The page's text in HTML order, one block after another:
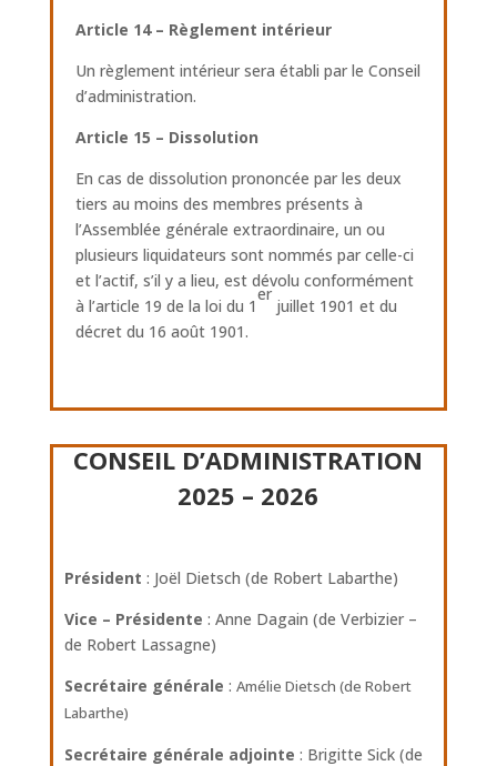
Article 14 – Règlement intérieur
Un règlement intérieur sera établi par le Conseil
d’administration.
Article 15 – Dissolution
En cas de dissolution prononcée par les deux
tiers au moins des membres présents à
l’Assemblée générale extraordinaire, un ou
plusieurs liquidateurs sont nommés par celle-ci
et l’actif, s’il y a lieu, est dévolu conformément
à l’article 19 de la loi du 1
er
juillet 1901 et du
décret du 16 août 1901.
CONSEIL D’ADMINISTRATION
2025 – 2026
Président : Joël Dietsch (de Robert Labarthe)
Vice – Présidente : Anne Dagain (de Verbizier –
de Robert Lassagne)
Secrétaire générale : Amélie Dietsch (de Robert
Labarthe)
Secrétaire générale adjointe : Brigitte Sick (de